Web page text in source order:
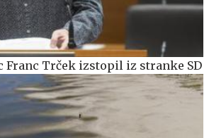
Franc Trček izstopil iz stranke SD